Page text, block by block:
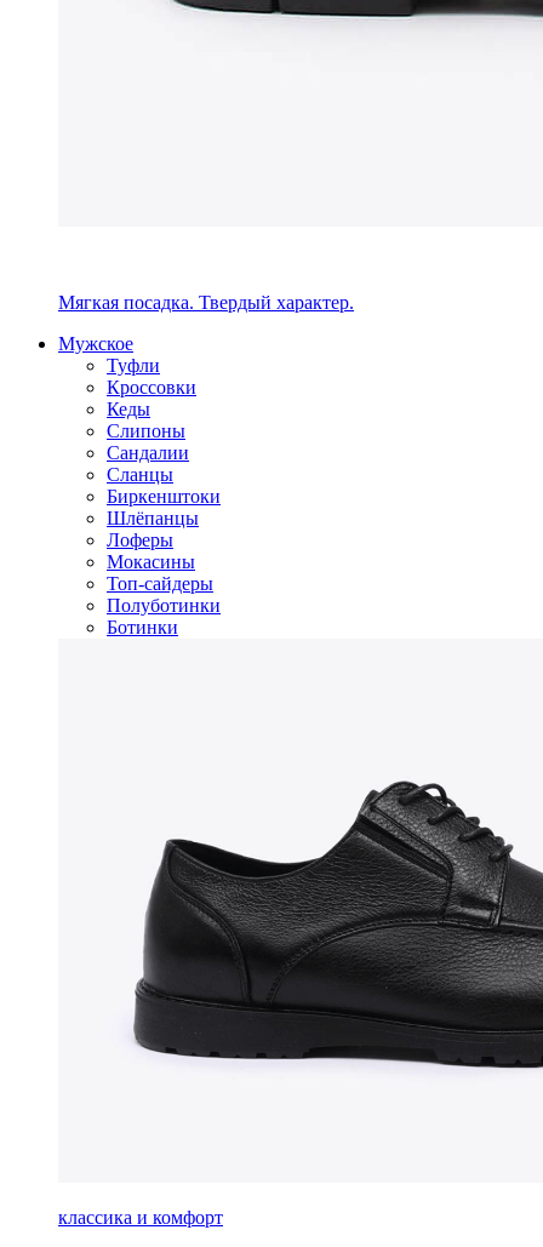
Мягкая посадка. Твердый характер.
Мужское
Туфли
Кроссовки
Кеды
Слипоны
Сандалии
Сланцы
Биркенштоки
Шлёпанцы
Лоферы
Мокасины
Топ-сайдеры
Полуботинки
Ботинки
классика и комфорт